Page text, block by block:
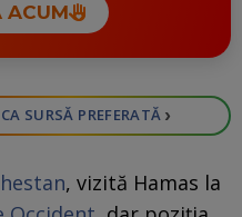
ACUM
CA SURSĂ PREFERATĂ ›
, vizită Hamas la